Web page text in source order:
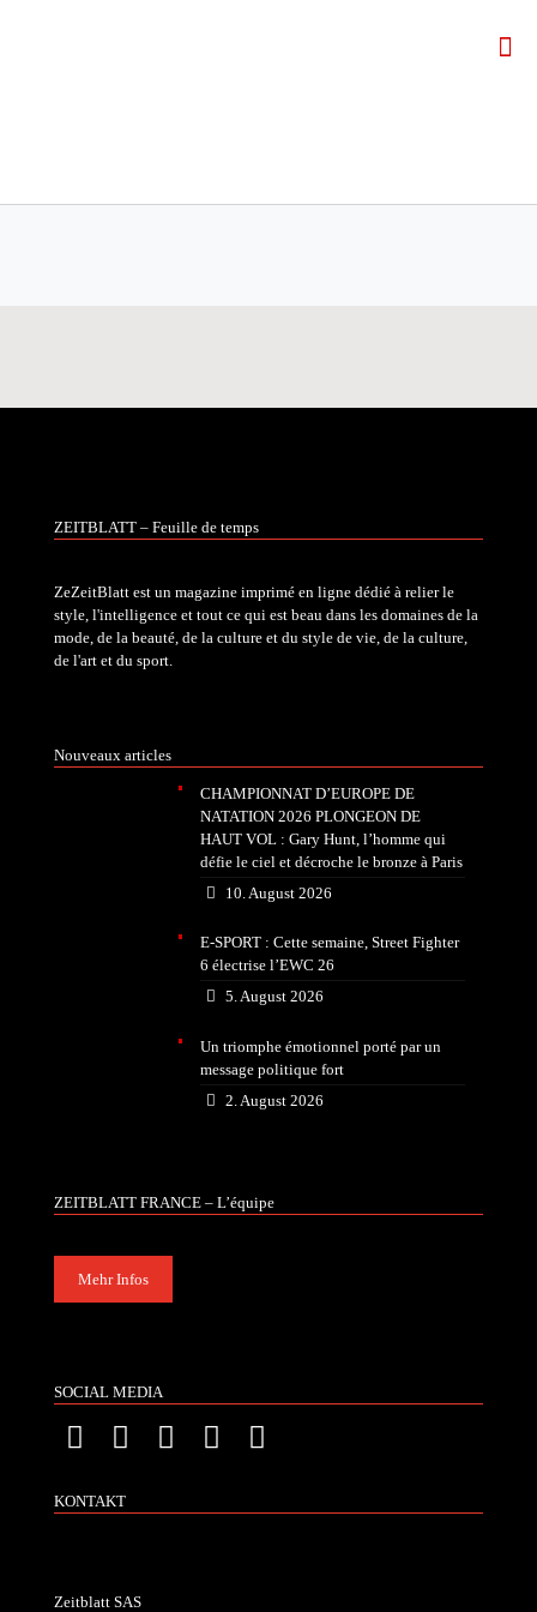
ZEITBLATT – Feuille de temps
ZeZeitBlatt est un magazine imprimé en ligne dédié à relier le
style, l'intelligence et tout ce qui est beau dans les domaines de la
mode, de la beauté, de la culture et du style de vie, de la culture,
de l'art et du sport.
Nouveaux articles
CHAMPIONNAT D’EUROPE DE
NATATION 2026 PLONGEON DE
HAUT VOL : Gary Hunt, l’homme qui
défie le ciel et décroche le bronze à Paris
10. August 2026
E-SPORT : Cette semaine, Street Fighter
6 électrise l’EWC 26
5. August 2026
Un triomphe émotionnel porté par un
message politique fort
2. August 2026
ZEITBLATT FRANCE – L’équipe
Mehr Infos
SOCIAL MEDIA
KONTAKT
Zeitblatt SAS